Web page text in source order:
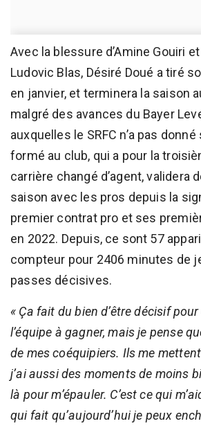
Avec la blessure d’Amine Gouiri
Ludovic Blas, Désiré Doué a tiré
en janvier, et terminera la saison
malgré des avances du Bayer
auxquelles le SRFC n’a pas
formé au club, qui a pour la
carrière changé d’agent, validera
saison avec les pros depuis la
premier contrat pro et ses
en 2022. Depuis, ce sont 57
compteur pour 2406 minutes de
passes décisives.
« Ça fait du bien d’être décisif pour
l’équipe à gagner, mais je pense
de mes coéquipiers. Ils me
j’ai aussi des moments de moins
là pour m’épauler. C’est ce qui
qui fait qu’aujourd’hui je peux